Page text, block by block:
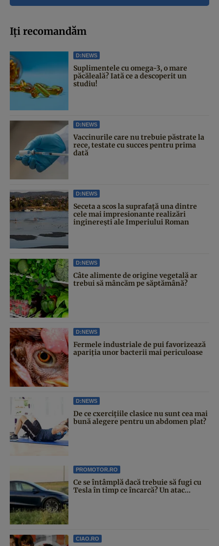
Iți recomandăm
D:NEWS
Suplimentele cu omega-3, o mare
păcăleală? Iată ce a descoperit un
studiu!
D:NEWS
Vaccinurile care nu trebuie păstrate la
rece, testate cu succes pentru prima
dată
D:NEWS
Seceta a scos la suprafață una dintre
cele mai impresionante realizări
inginerești ale Imperiului Roman
D:NEWS
Câte alimente de origine vegetală ar
trebui să mâncăm pe săptămână?
D:NEWS
Fermele industriale de pui favorizează
apariția unor bacterii mai periculoase
D:NEWS
De ce cxercițiile clasice nu sunt cea mai
bună alegere pentru un abdomen plat?
PROMOTOR.RO
Ce se întâmplă dacă trebuie să fugi cu
Tesla în timp ce încarcă? Un atac...
CIAO.RO